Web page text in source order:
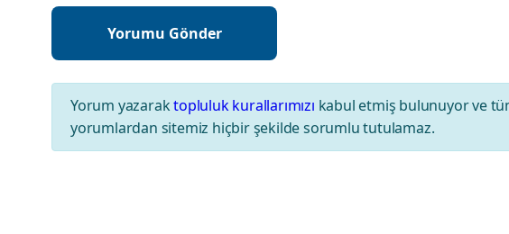
Yorum yazaraktopluluk kurallarımızı kabul etmiş bulunuyor ve
yorumlardan sitemiz hiçbir şekilde sorumlu tutulamaz.